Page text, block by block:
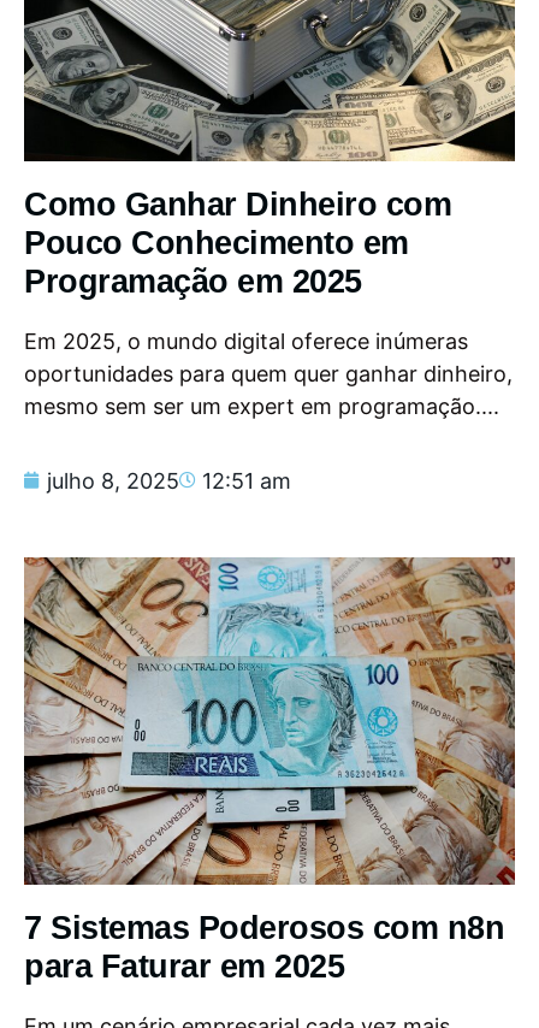
Como Ganhar Dinheiro com
Pouco Conhecimento em
Programação em 2025
Em 2025, o mundo digital oferece inúmeras
oportunidades para quem quer ganhar dinheiro,
mesmo sem ser um expert em programação....
julho 8, 2025 12:51 am
7 Sistemas Poderosos com n8n
para Faturar em 2025